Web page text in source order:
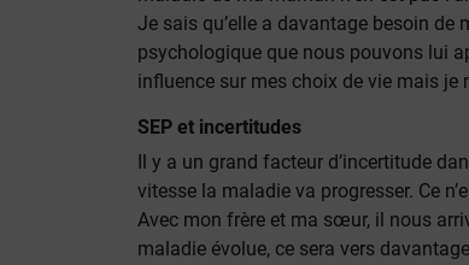
Je sais qu’elle a davantage besoin
psychologique que nous pouvons lui
influence sur mes choix de vie mais
SEP et incertitudes
Il y a un grand facteur d’incertitude
vitesse la maladie va progresser. Ce
Avec mon frère et ma sœur, il nous
maladie évolue, ce sera vers